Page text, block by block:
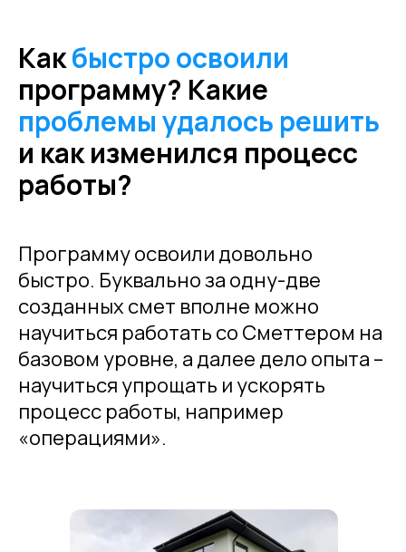
Какбыстро освоили
программу? Какие
проблемы удалось решить
и как изменился процесс
работы?
Программу освоили довольно
быстро. Буквально за одну-две
созданных смет вполне можно
научиться работать со Сметтером на
базовом уровне, а далее дело опыта –
научиться упрощать и ускорять
процесс работы, например
«операциями».